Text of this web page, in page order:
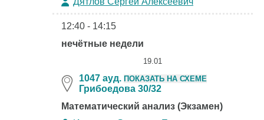
12:40 - 14:15
нечётные недели
19.01
1047 ауд. ПОКАЗАТЬ НА СХЕМЕ
Грибоедова 30/32
Математический анализ (Экзамен)